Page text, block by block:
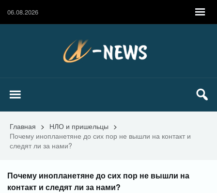
06.08.2026
Главная > НЛО и пришельцы >
Почему инопланетяне до сих пор не вышли на контакт и
следят ли за нами?
Почему инопланетяне до сих пор не вышли на
контакт и следят ли за нами?